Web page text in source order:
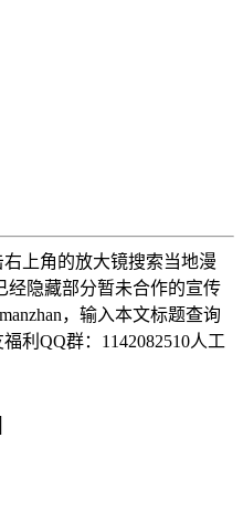
上角的放大镜搜索当地漫
经隐藏部分暂未合作的宣传
，输入本文标题查询
利QQ群：1142082510人工